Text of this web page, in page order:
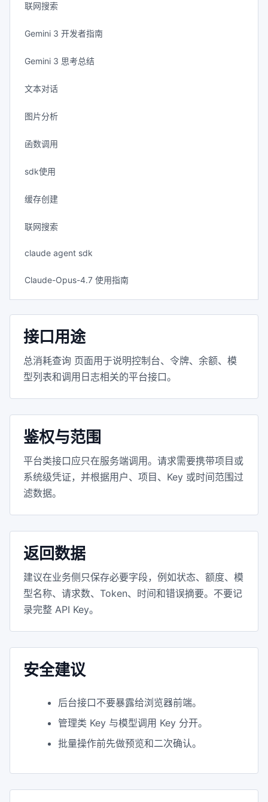
联网搜索
Gemini 3 开发者指南
Gemini 3 思考总结
文本对话
图片分析
函数调用
sdk使用
缓存创建
联网搜索
claude agent sdk
Claude-Opus-4.7 使用指南
接口用途
总消耗查询 页面用于说明控制台、令牌、余额、模
型列表和调用日志相关的平台接口。
鉴权与范围
平台类接口应只在服务端调用。请求需要携带项目或
系统级凭证，并根据用户、项目、Key 或时间范围过
滤数据。
返回数据
建议在业务侧只保存必要字段，例如状态、额度、模
型名称、请求数、Token、时间和错误摘要。不要记
录完整 API Key。
安全建议
后台接口不要暴露给浏览器前端。
管理类 Key 与模型调用 Key 分开。
批量操作前先做预览和二次确认。